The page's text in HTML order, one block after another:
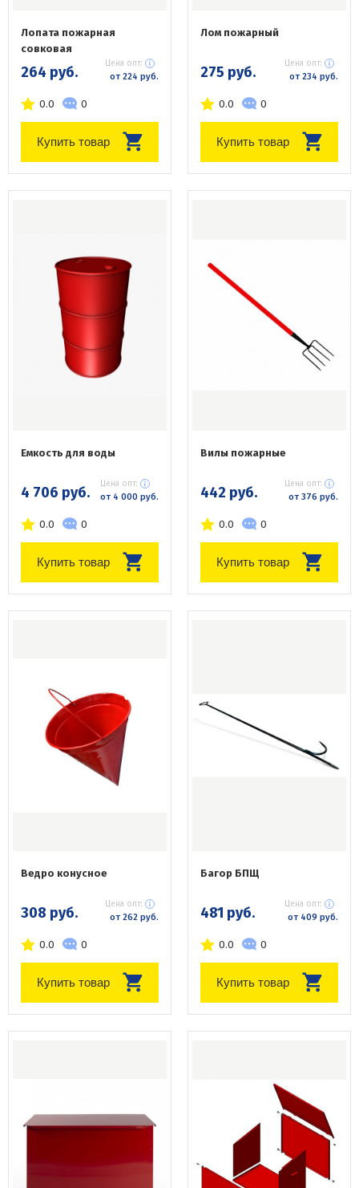
Лопата пожарная
совковая
264 руб. Цена опт:
от 224 руб.
0.0 0
Купить товар
Лом пожарный
275 руб. Цена опт:
от 234 руб.
0.0 0
Купить товар
Емкость для воды
4 706 руб. Цена опт:
от 4 000 руб.
0.0 0
Купить товар
Вилы пожарные
442 руб. Цена опт:
от 376 руб.
0.0 0
Купить товар
Ведро конусное
308 руб. Цена опт:
от 262 руб.
0.0 0
Купить товар
Багор БПЩ
481 руб. Цена опт:
от 409 руб.
0.0 0
Купить товар